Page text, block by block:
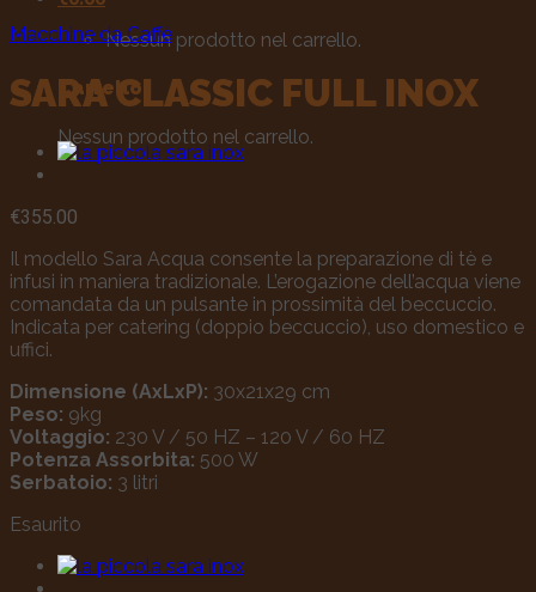
Nessun prodotto nel carrello.
Carrello
Nessun prodotto nel carrello.
Macchine da Caffè
SARA CLASSIC FULL INOX
€355.00
Il modello Sara Acqua consente la preparazione di tè e
infusi in maniera tradizionale. L’erogazione dell’acqua viene
comandata da un pulsante in prossimità del beccuccio.
Indicata per catering (doppio beccuccio), uso domestico e
uffici.
Dimensione (AxLxP): 30x21x29 cm
Peso: 9kg
Voltaggio: 230 V / 50 HZ – 120 V / 60 HZ
Potenza Assorbita: 500 W
Serbatoio: 3 litri
Esaurito